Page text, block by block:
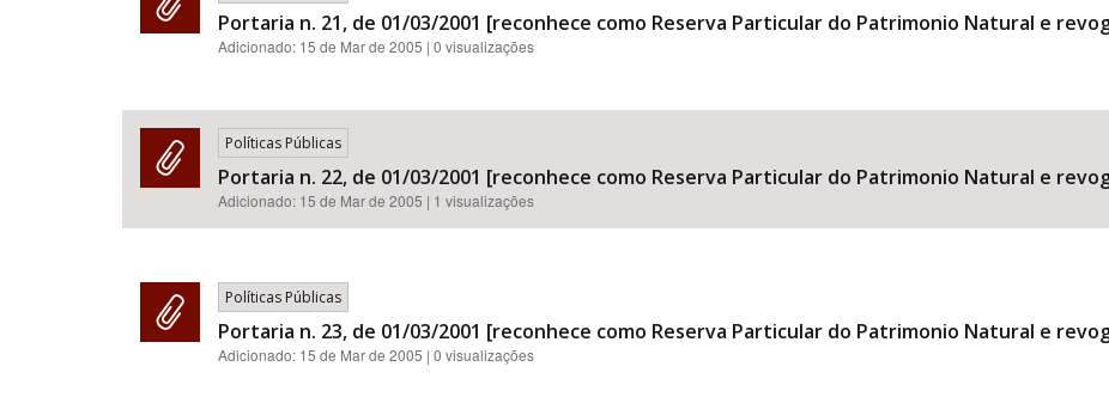
Portaria n. 21, de 01/03/2001 [reconhece como Reserva Particular do Patrimonio Natural e
Adicionado: 15 de Mar de 2005 | 0 visualizações
Políticas Públicas
Portaria n. 22, de 01/03/2001 [reconhece como Reserva Particular do Patrimonio Natural e
Adicionado: 15 de Mar de 2005 | 1 visualizações
Políticas Públicas
Portaria n. 23, de 01/03/2001 [reconhece como Reserva Particular do Patrimonio Natural e
Adicionado: 15 de Mar de 2005 | 0 visualizações